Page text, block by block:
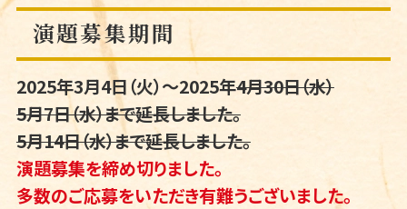
演題募集期間
2025年3月4日（火）～2025年4月30日（水）
5月7日（水）まで延長しました。
5月14日（水）まで延長しました。
演題募集を締め切りました。
多数のご応募をいただき有難うございました。